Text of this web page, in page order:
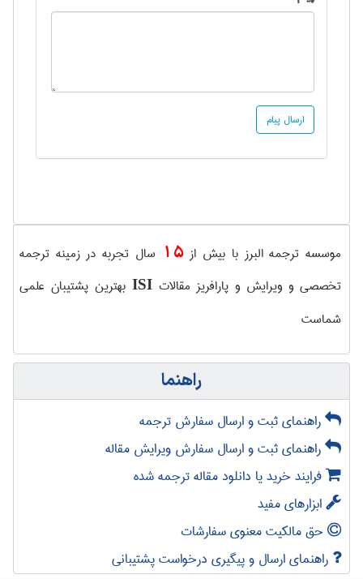
موسسه ترجمه البرز با بیش از15 سال تجربه در زمینه ترجمه
تخصصی و ویرایش و پارافریز مقالاتISI بهترین پشتیبان علمی
شماست
راهنما
راهنمای ثبت و ارسال سفارش ترجمه
راهنمای ثبت و ارسال سفارش ویرایش مقاله
فرایند خرید یا دانلود مقاله ترجمه شده
ابزارهای مفید
حق مالکیت معنوی سفارشات
راهنمای ارسال و پیگیری درخواست پشتیبانی